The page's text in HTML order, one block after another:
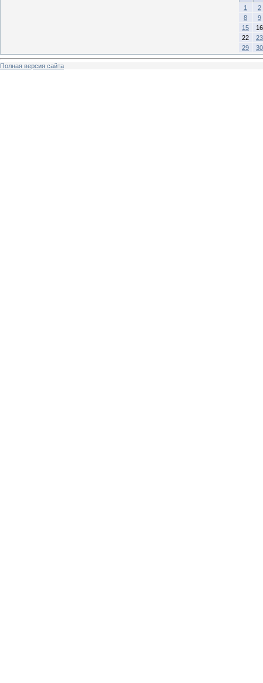
1
2
8
9
15
16
22
23
29
30
Полная версия сайта